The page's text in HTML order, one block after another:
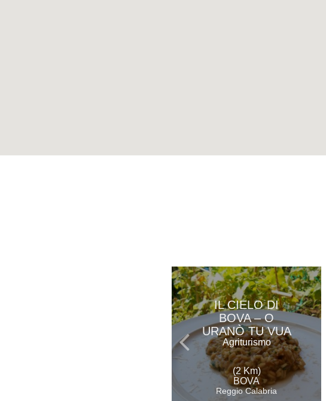
IL CIELO DI
BOVA – O
URANÒ TU VUA
Agriturismo
(2 Km)
BOVA
Reggio Calabria